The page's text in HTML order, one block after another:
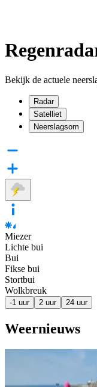
Bekijk de actuele
Radar
Satelliet
Neerslagsom
Miezer
Lichte bui
Bui
Fikse bui
Stortbui
Wolkbreuk
-1 uur 2 uur 24 uur
Weernieuws